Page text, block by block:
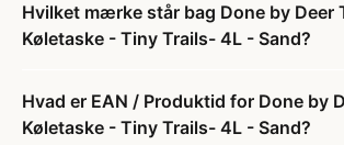
Hvilket mærke står bag Done by Deer
Køletaske - Tiny Trails- 4L - Sand?
Hvad er EAN / Produktid for Done by
Køletaske - Tiny Trails- 4L - Sand?